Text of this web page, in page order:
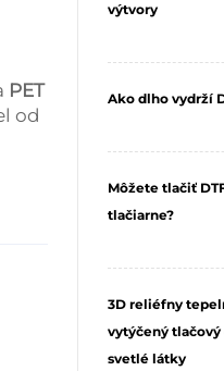
PET
od
výtvory
Ako dlho vydrží
Môžete tlačiť
tlačiarne?
3D reliéfny
vytýčený
svetlé látky